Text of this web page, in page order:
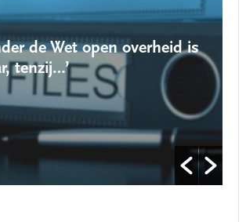
de Wet open overheid is
tenzij…’